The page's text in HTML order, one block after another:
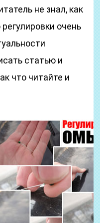
не знал, как
очень
статью и
что читайте и